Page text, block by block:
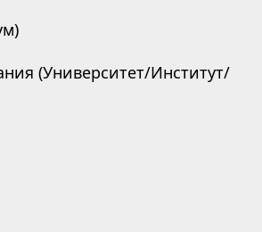
(Университет/Институт/